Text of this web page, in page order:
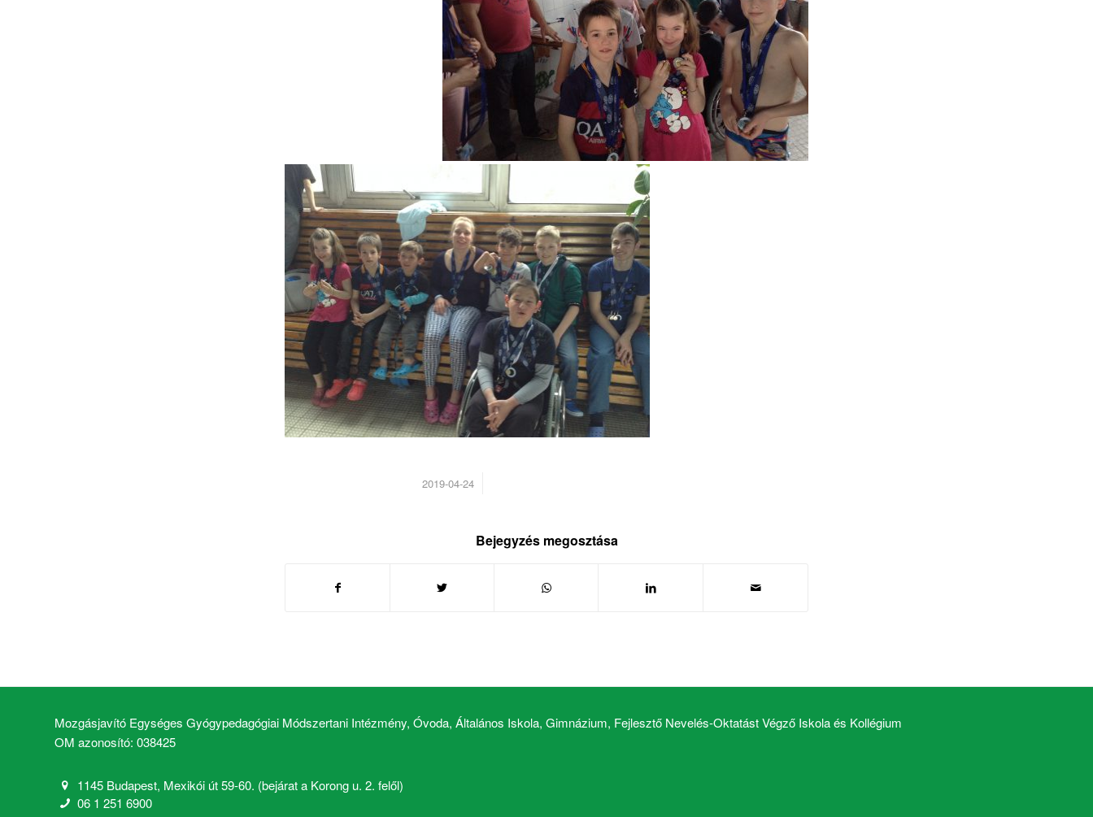
2019-04-24
/
Bejegyzés megosztása
Mozgásjavító Egységes Gyógypedagógiai Módszertani Intézmény, Óvoda, Általános Iskola, Gimnázium, Fejlesztő Nevelés-Oktatást Végző Iskola és Kollégium
OM azonosító: 038425
1145 Budapest, Mexikói út 59-60. (bejárat a Korong u. 2. felől)
06 1 251 6900